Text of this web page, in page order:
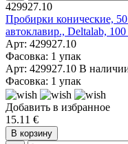
429927.10
Пробирки конические,
автоклавир., Deltalab,
Арт: 429927.10
Фасовка: 1 упак
Арт: 429927.10 В
Фасовка: 1 упак
Добавить в избранное
15.11 €
В корзину